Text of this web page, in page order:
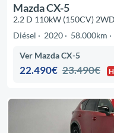
Mazda CX-5
2.2 D 110kW (150CV)
Diésel
2020 58.000km
Ver Mazda CX-5
22.490€ 23.490€